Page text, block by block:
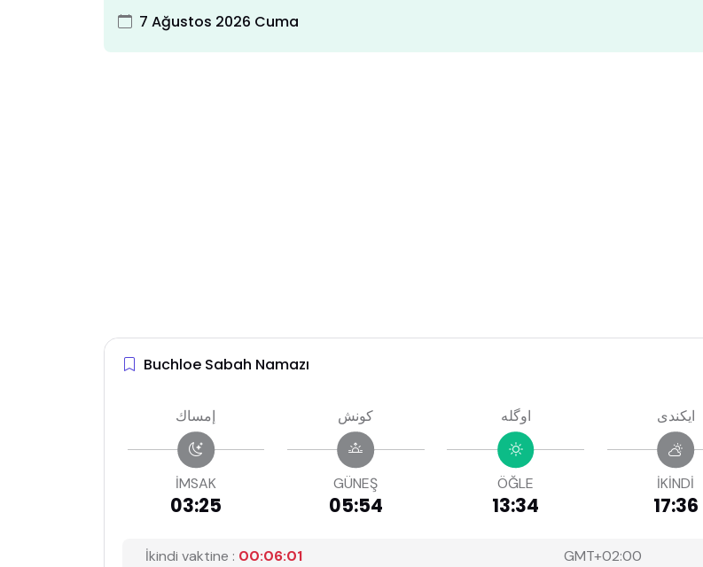
7 Ağustos 2026 Cuma
Buchloe Sabah Namazı
إمساك
İMSAK
03:25
كونش
GÜNEŞ
05:54
اوگله
ÖĞLE
13:34
ايكندى
İKİNDİ
17:36
İkindi vaktine : 00:06:00 GMT+02:00